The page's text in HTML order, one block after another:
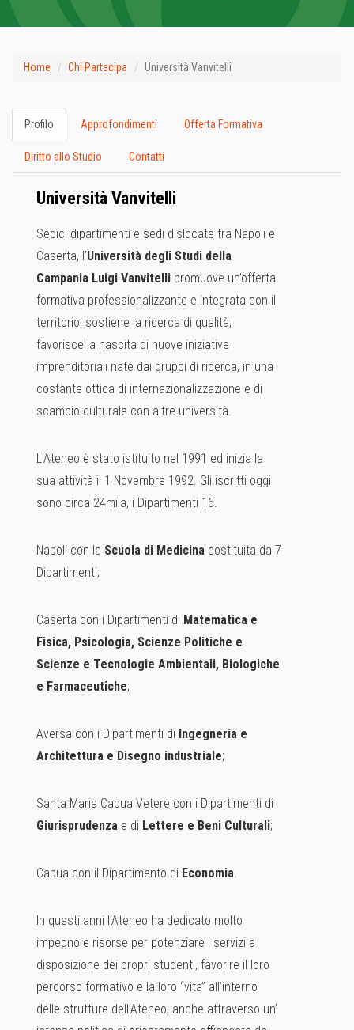
Home Chi Partecipa Università Vanvitelli
Profilo Approfondimenti Offerta Formativa
Diritto allo Studio Contatti
Università Vanvitelli
Sedici dipartimenti e sedi dislocate tra Napoli e
Caserta, l’Università degli Studi della
Campania Luigi Vanvitelli promuove un’offerta
formativa professionalizzante e integrata con il
territorio, sostiene la ricerca di qualità,
favorisce la nascita di nuove iniziative
imprenditoriali nate dai gruppi di ricerca, in una
costante ottica di internazionalizzazione e di
scambio culturale con altre università.
L'Ateneo è stato istituito nel 1991 ed inizia la
sua attività il 1 Novembre 1992. Gli iscritti oggi
sono circa 24mila, i Dipartimenti 16.
Napoli con la Scuola di Medicina costituita da 7
Dipartimenti;
Caserta con i Dipartimenti di Matematica e
Fisica, Psicologia, Scienze Politiche e
Scienze e Tecnologie Ambientali, Biologiche
e Farmaceutiche;
Aversa con i Dipartimenti di Ingegneria e
Architettura e Disegno industriale;
Santa Maria Capua Vetere con i Dipartimenti di
Giurisprudenza e di Lettere e Beni Culturali;
Capua con il Dipartimento di Economia
In questi anni l’Ateneo ha dedicato molto
impegno e risorse per potenziare i servizi a
disposizione dei propri studenti, favorire il loro
percorso formativo e la loro “vita” all’interno
delle strutture dell’Ateneo, anche attraverso un’